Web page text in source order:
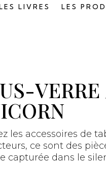
LIVRES LES
les accessoires de
ce sont des
capturée dans le